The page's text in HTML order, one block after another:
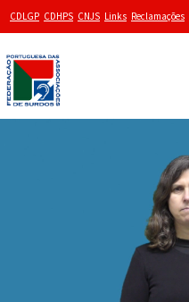
CDLGP CDHPS CNJS Links Reclamações